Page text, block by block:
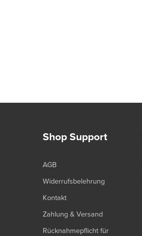
Shop Support
AGB
Widerrufsbelehrung
Kontakt
Zahlung & Versand
Rücknahmepflicht für